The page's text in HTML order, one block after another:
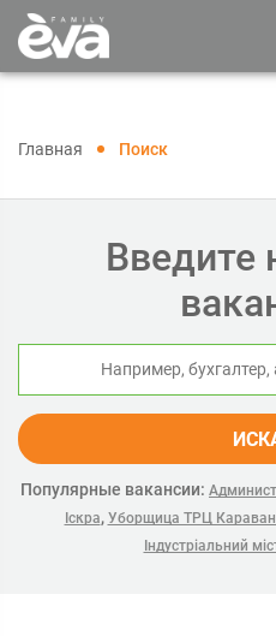
Главная Поиск
Введите
Популярные вакансии:
Іскра, Уборщица ТРЦ
Індустріальний